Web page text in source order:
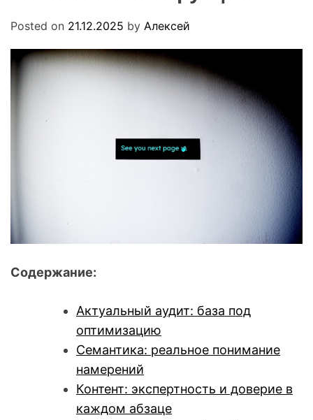
Posted on 21.12.2025 by Алексей
Содержание:
Актуальный аудит: база под
оптимизацию
Семантика: реальное понимание
намерений
Контент: экспертность и доверие в
каждом абзаце